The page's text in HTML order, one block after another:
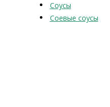
Соусы
Соевые соусы